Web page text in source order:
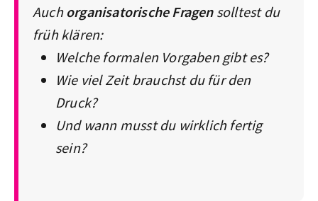
Auchorganisatorische Fragensolltest du
früh klären:
Welche formalen Vorgaben gibt es?
Wie viel Zeit brauchst du für den
Druck?
Und wann musst du wirklich fertig
sein?